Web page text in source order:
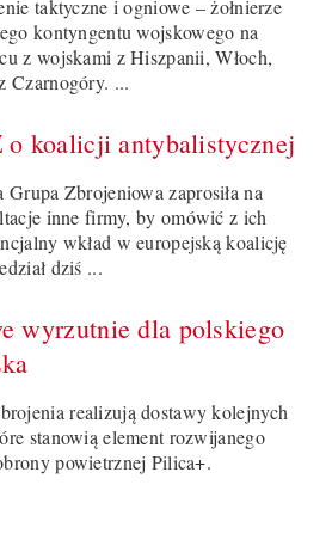
taktyczne i ogniowe – żołnierze
kontyngentu wojskowego na
z wojskami z Hiszpanii, Włoch,
Czarnogóry. ...
o koalicji antybalistycznej
Grupa Zbrojeniowa zaprosiła na
inne firmy, by omówić z ich
wkład w europejską koalicję
dziś ...
wyrzutnie dla polskiego
realizują dostawy kolejnych
stanowią element rozwijanego
powietrznej Pilica+.